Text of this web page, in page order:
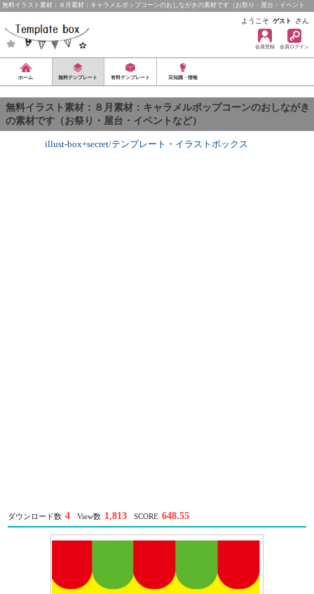
無料イラスト素材：８月素材：キャラメルポップコーンのおしながきの素材です（お祭り・屋台・イベント
な…
ようこそ ゲスト さん
会員登録 会員ログイン
ホーム 無料テンプレート 有料テンプレート 豆知識・情報
無料イラスト素材：８月素材：キャラメルポップコーンのおしながき
の素材です（お祭り・屋台・イベントなど）
illust-box+secret/テンプレート ・ イラストボックス
ダウンロード数 4 View数 1,813 SCORE 648.55